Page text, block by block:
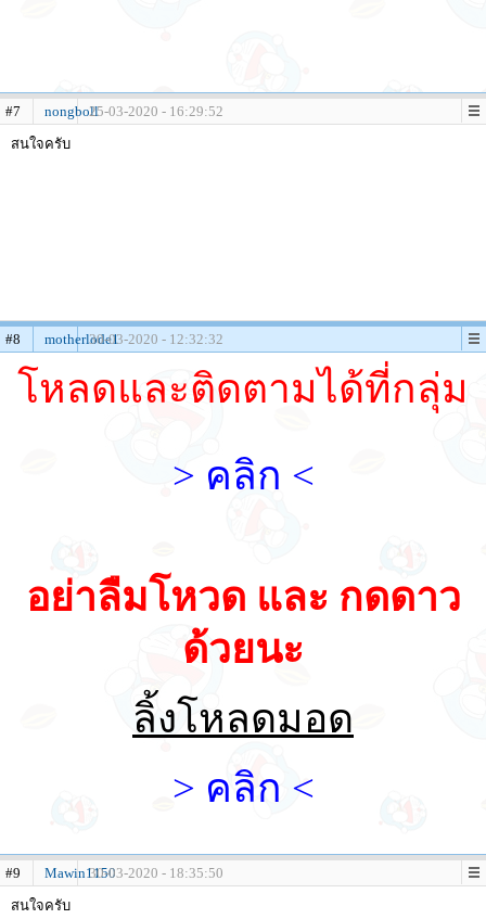
#7 nongboll25-03-2020 - 16:29:52
สนใจครับ
#8 motherlode130-03-2020 - 12:32:32
โหลดและติดตามได้ที่กลุ่ม
> คลิก <
อย่าลืมโหวด และ กดดาว
ด้วยนะ
ลิ้งโหลดมอด
> คลิก <
#9 Mawin115030-03-2020 - 18:35:50
สนใจครับ